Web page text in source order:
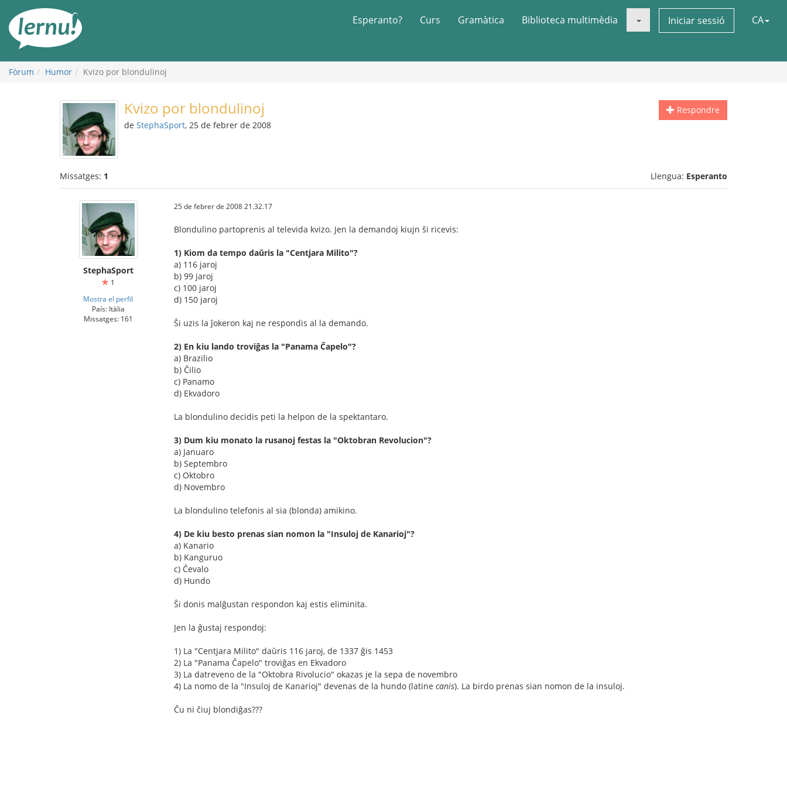
contingut
Esperanto? Curs Gramàtica Biblioteca multimèdia Iniciar sessió CA
Fòrum Humor Kvizo por blondulinoj
Respondre
Kvizo por blondulinoj
de StephaSport, 25 de febrer de 2008
Missatges: 1 Llengua: Esperanto
StephaSport
1
Mostra el perfil
País: Itàlia
Missatges: 161
25 de febrer de 2008 21.32.17
Blondulino partoprenis al televida kvizo. Jen la demandoj kiujn ŝi ricevis:
1) Kiom da tempo daŭris la "Centjara Milito"?
a) 116 jaroj
b) 99 jaroj
c) 100 jaroj
d) 150 jaroj
Ŝi uzis la ĵokeron kaj ne respondis al la demando.
2) En kiu lando troviĝas la "Panama Ĉapelo"?
a) Brazilio
b) Ĉilio
c) Panamo
d) Ekvadoro
La blondulino decidis peti la helpon de la spektantaro.
3) Dum kiu monato la rusanoj festas la "Oktobran Revolucion"?
a) Januaro
b) Septembro
c) Oktobro
d) Novembro
La blondulino telefonis al sia (blonda) amikino.
4) De kiu besto prenas sian nomon la "Insuloj de Kanarioj"?
a) Kanario
b) Kanguruo
c) Ĉevalo
d) Hundo
Ŝi donis malĝustan respondon kaj estis eliminita.
Jen la ĝustaj respondoj:
1) La "Centjara Milito" daŭris 116 jaroj, de 1337 ĝis 1453
2) La "Panama Ĉapelo" troviĝas en Ekvadoro
3) La datreveno de la "Oktobra Rivolucio" okazas je la sepa de novembro
4) La nomo de la "Insuloj de Kanarioj" devenas de la hundo (latine canis). La birdo prenas sian nomon de la insuloj.
Ĉu ni ĉiuj blondiĝas???